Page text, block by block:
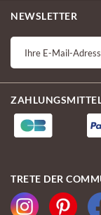
NEWSLETTER
TRETE DER